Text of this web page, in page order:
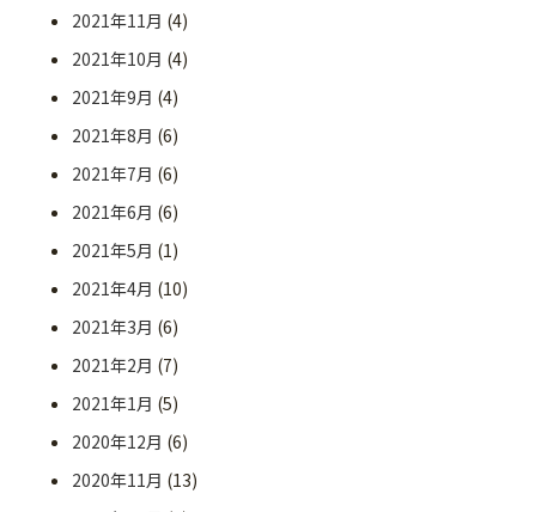
2021年11月 (4)
2021年10月 (4)
2021年9月 (4)
2021年8月 (6)
2021年7月 (6)
2021年6月 (6)
2021年5月 (1)
2021年4月 (10)
2021年3月 (6)
2021年2月 (7)
2021年1月 (5)
2020年12月 (6)
2020年11月 (13)